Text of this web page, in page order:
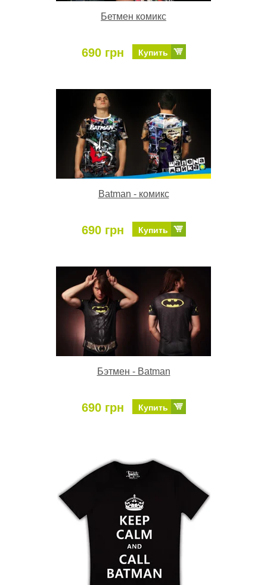
Бетмен комикс
690 грн Купить
Batman - комикс
690 грн Купить
Бэтмен - Batman
690 грн Купить